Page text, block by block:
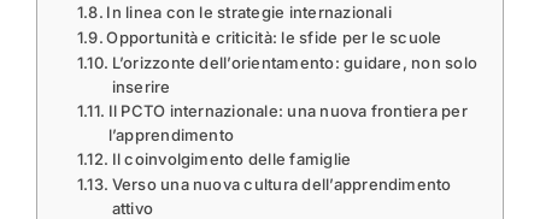
In linea con le strategie internazionali
Opportunità e criticità: le sfide per le scuole
L’orizzonte dell’orientamento: guidare, non solo
inserire
Il PCTO internazionale: una nuova frontiera per
l’apprendimento
Il coinvolgimento delle famiglie
Verso una nuova cultura dell’apprendimento
attivo